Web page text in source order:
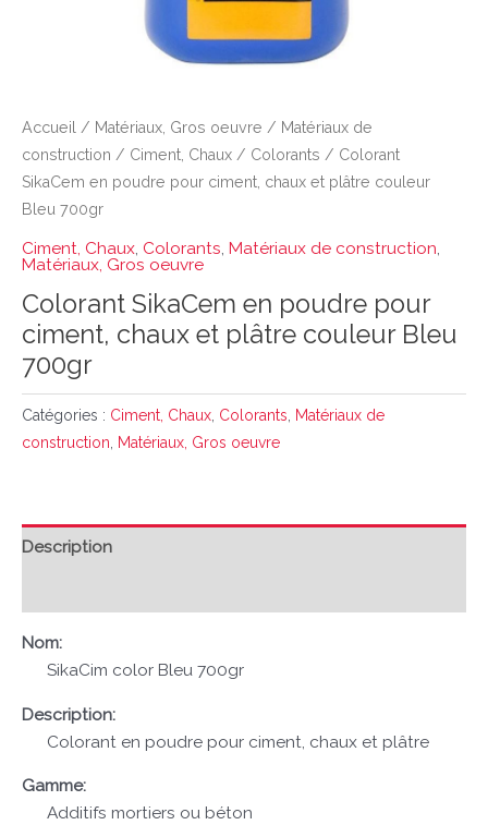
Accueil / Matériaux, Gros oeuvre / Matériaux de
construction / Ciment, Chaux / Colorants / Colorant
SikaCem en poudre pour ciment, chaux et plâtre couleur
Bleu 700gr
Ciment, Chaux Colorants Matériaux de construction
Matériaux, Gros oeuvre
Colorant SikaCem en poudre pour
ciment, chaux et plâtre couleur Bleu
700gr
Catégories : Ciment, Chaux Colorants
Matériaux de
construction
Matériaux, Gros oeuvre
Description
Nom:
SikaCim color Bleu 700gr
Description:
Colorant en poudre pour ciment, chaux et plâtre
Gamme:
Additifs mortiers ou béton